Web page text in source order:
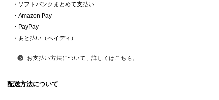
・ソフトバンクまとめて支払い
・Amazon Pay
・PayPay
・あと払い（ペイディ）
お支払い方法について、詳しくはこちら。
配送方法について